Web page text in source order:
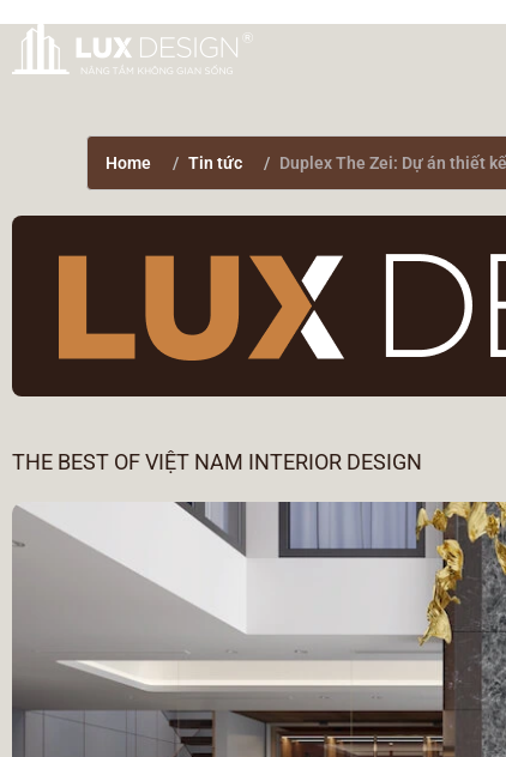
Home Tin tức Duplex The Zei: Dự án thiết
THE BEST OF VIỆT NAM INTERIOR DESIGN